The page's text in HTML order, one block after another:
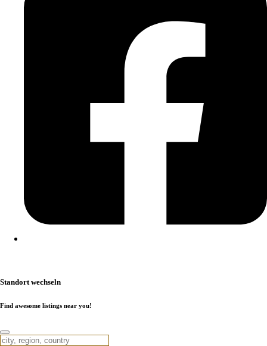
Standort wechseln
Find awesome listings near you!
Standort wechseln